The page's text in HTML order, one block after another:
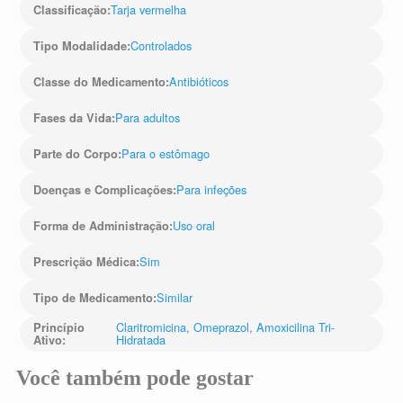
difficile, pancreatite;
Desordens do
Classificação:Tarja vermelha
Tipo Modalidade:Controlados
Classe do Medicamento:Antibióticos
Fases da Vida:Para adultos
Parte do Corpo:Para o estômago
Doenças e Complicações:Para infeções
Forma de Administração:Uso oral
Prescrição Médica:Sim
Tipo de Medicamento:Similar
Princípio
Ativo:
Claritromicina,Omeprazol,Amoxicilina Tri-
Hidratada
Você também pode gostar